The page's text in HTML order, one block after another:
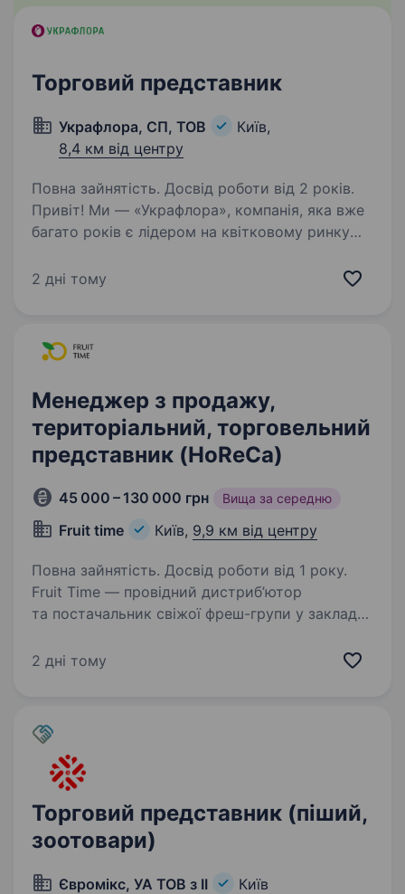
Торговий представник
Украфлора, СП, ТОВ
Київ,
8,4 км від центру
Повна зайнятість. Досвід роботи від 2 років.
Привіт! Ми — «Украфлора», компанія, яка вже
багато років є лідером на квітковому ринку
квіти та хочеш працювати в сфері, де кожен
2 дні тому
Менеджер з продажу,
територіальний, торговельний
представник (HoReCa)
45 000 – 130 000 грн Вища за середню
Fruit time Київ, 9,9 км від центру
Повна зайнятість. Досвід роботи від 1 року.
Fruit Time — провідний дистриб’ютор
та постачальник свіжої фреш-групи у заклади
та Україні з 2009 року. Ми забезпечуємо
2 дні тому
Торговий представник (піший,
зоотовари)
Євромікс, УА ТОВ з ІІ Київ